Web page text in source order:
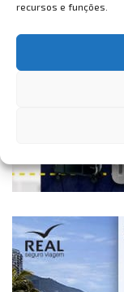
recursos e funções.